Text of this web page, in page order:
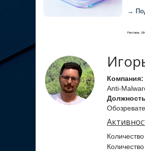
→
Реклама,
Компания:
Anti-